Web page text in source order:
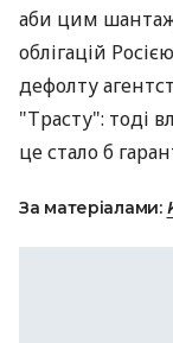
аби цим
облігацій
дефолту
"Трасту": тоді
це стало б
За матеріалами: